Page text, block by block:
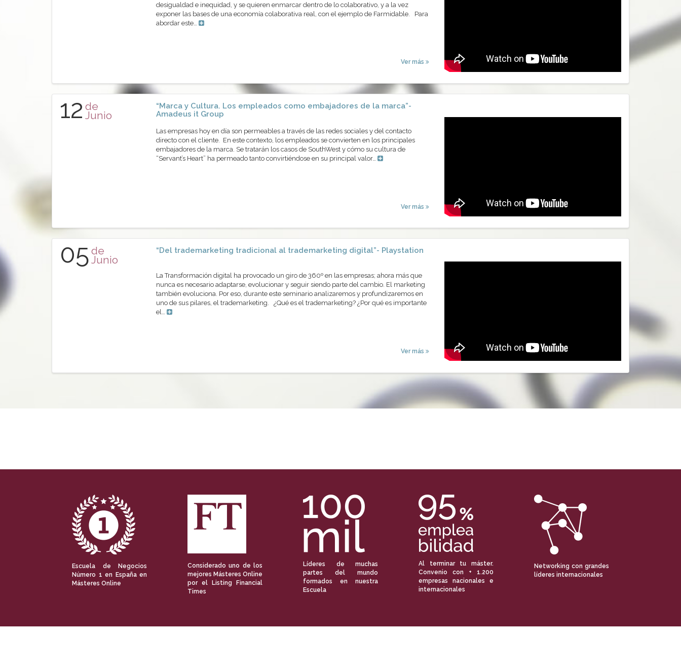
desigualdad e inequidad, y se quieren enmarcar dentro de lo colaborativo, y a la vez
exponer las bases de una economía colaborativa real, con el ejemplo de Farmidable. Para
abordar este…
Ver más
12 de
Junio
“Marca y Cultura. Los empleados como embajadores de la marca”-
Amadeus it Group
Las empresas hoy en día son permeables a través de las redes sociales y del contacto
directo con el cliente. En este contexto, los empleados se convierten en los principales
embajadores de la marca. Se tratarán los casos de SouthWest y cómo su cultura de
“Servant’s Heart” ha permeado tanto convirtiéndose en su principal valor…
Ver más
05 de
Junio
“Del trademarketing tradicional al trademarketing digital”- Playstation
La Transformación digital ha provocado un giro de 360º en las empresas; ahora más que
nunca es necesario adaptarse, evolucionar y seguir siendo parte del cambio. El marketing
también evoluciona. Por eso, durante este seminario analizaremos y profundizaremos en
uno de sus pilares, el trademarketing. ¿Qué es el trademarketing? ¿Por qué es importante
el…
Ver más
Escuela de Negocios
Número 1 en España en
Másteres Online
Considerado uno de los
mejores Másteres Online
por el Listing Financial
Times
Líderes de muchas
partes del mundo
formados en nuestra
Escuela
Al terminar tu máster.
Convenio con + 1.200
empresas nacionales e
internacionales
Networking con grandes
líderes internacionales